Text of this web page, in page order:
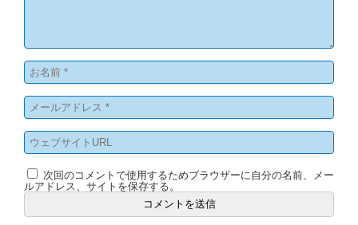
次回のコメントで使用するためブラウザーに自分の名前、メー
ルアドレス、サイトを保存する。